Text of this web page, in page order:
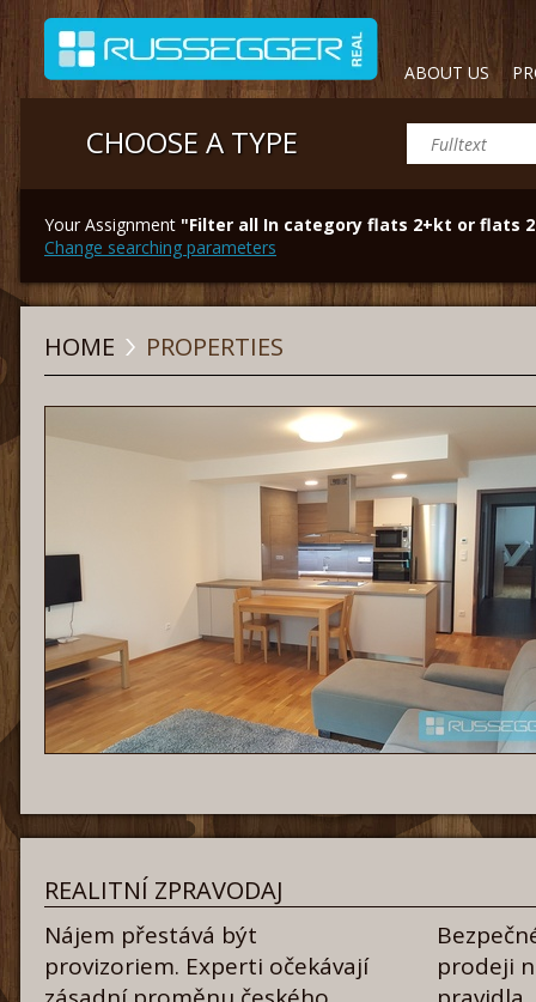
ABOUT US
CHOOSE A TYPE
Your Assignment "Filter all In category flats 2+kt or flats
Change searching parameters
HOME PROPERTIES
REALITNÍ ZPRAVODAJ
Nájem přestává být
provizoriem. Experti očekávají
prodeji